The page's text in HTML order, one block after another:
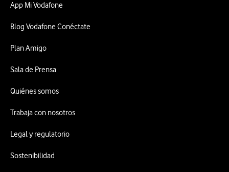
App Mi Vodafone
Blog Vodafone Conéctate
Plan Amigo
Sala de Prensa
Quiénes somos
Trabaja con nosotros
Legal y regulatorio
Sostenibilidad